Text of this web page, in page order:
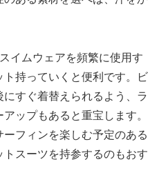
イムウェアを頻繁に使用す
持っていくと便利です。ビ
すぐ着替えられるよう、ラ
ップもあると重宝します。
フィンを楽しむ予定のある
スーツを持参するのもおす